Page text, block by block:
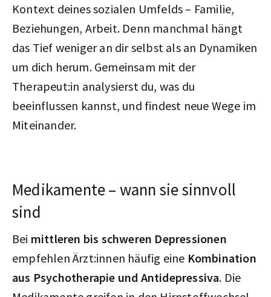
Kontext deines sozialen Umfelds – Familie,
Beziehungen, Arbeit. Denn manchmal hängt
das Tief weniger an dir selbst als an Dynamiken
um dich herum. Gemeinsam mit der
Therapeut:in analysierst du, was du
beeinflussen kannst, und findest neue Wege im
Miteinander.
Medikamente – wann sie sinnvoll
sind
Bei mittleren bis schweren Depressionen
empfehlen Ärzt:innen häufig eine Kombination
aus Psychotherapie und Antidepressiva. Die